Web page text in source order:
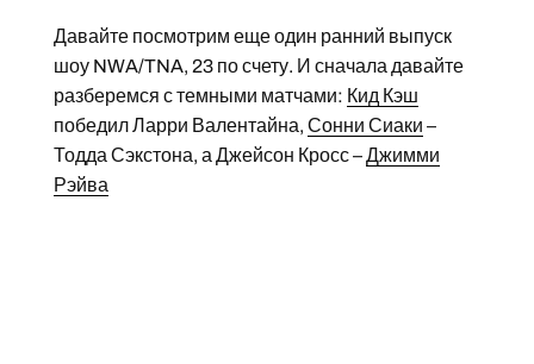
Давайте посмотрим еще один ранний выпуск
шоу NWA/TNA, 23 по счету. И сначала давайте
разберемся с темными матчами: Кид Кэш
победил Ларри Валентайна, Сонни Сиаки –
Тодда Сэкстона, а Джейсон Кросс –Джимми
Рэйва